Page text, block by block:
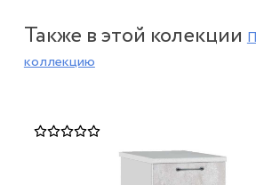
Также в этой колекции
коллекцию